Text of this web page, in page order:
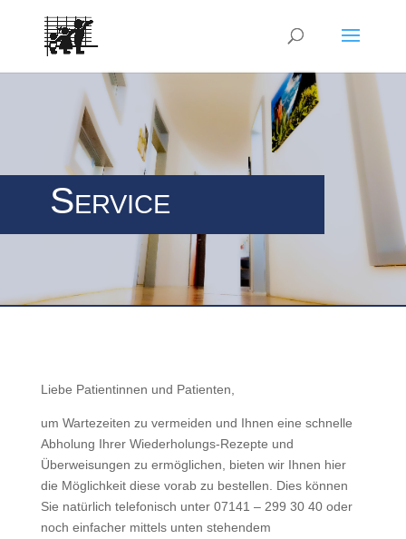
Service
Liebe Patientinnen und Patienten,
um Wartezeiten zu vermeiden und Ihnen eine schnelle
Abholung Ihrer Wiederholungs-Rezepte und
Überweisungen zu ermöglichen, bieten wir Ihnen hier
die Möglichkeit diese vorab zu bestellen. Dies können
Sie natürlich telefonisch unter 07141 – 299 30 40 oder
noch einfacher mittels unten stehendem